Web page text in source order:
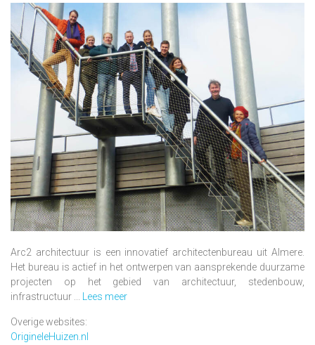
Arc2 architectuur is een innovatief architectenbureau uit Almere.
Het bureau is actief in het ontwerpen van aansprekende duurzame
projecten op het gebied van architectuur, stedenbouw,
infrastructuur ... Lees meer
Overige websites:
OrigineleHuizen.nl